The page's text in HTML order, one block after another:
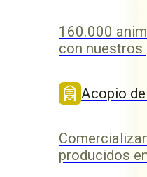
160.000
con
Acopio
producidos